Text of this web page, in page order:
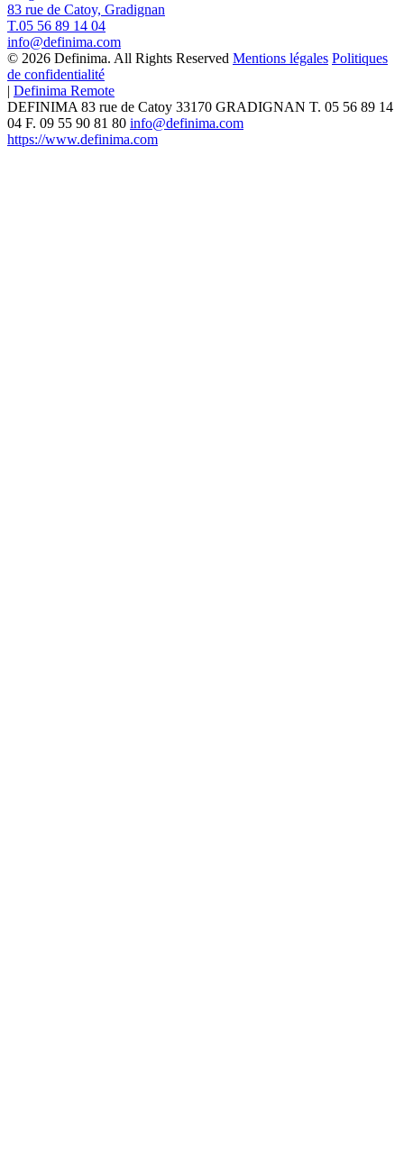
83 rue de Catoy, Gradignan
T.05 56 89 14 04
info@definima.com
© 2026 Definima. All Rights Reserved Mentions légales Politiques
de confidentialité
| Definima Remote
DEFINIMA 83 rue de Catoy 33170 GRADIGNAN T. 05 56 89 14
04 F. 09 55 90 81 80 info@definima.com
https://www.definima.com